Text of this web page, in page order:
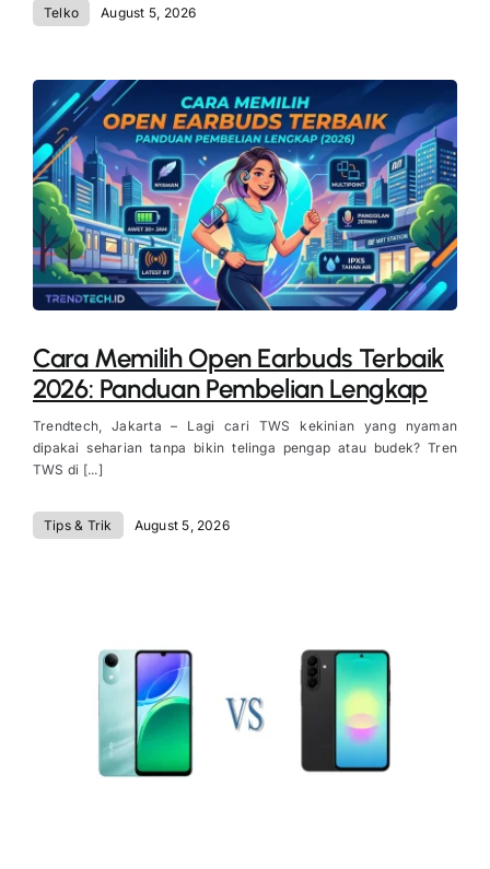
Telko August 5, 2026
Cara Memilih Open Earbuds Terbaik
2026: Panduan Pembelian Lengkap
Trendtech, Jakarta – Lagi cari TWS kekinian yang nyaman
dipakai seharian tanpa bikin telinga pengap atau budek? Tren
TWS di [...]
Tips & Trik August 5, 2026